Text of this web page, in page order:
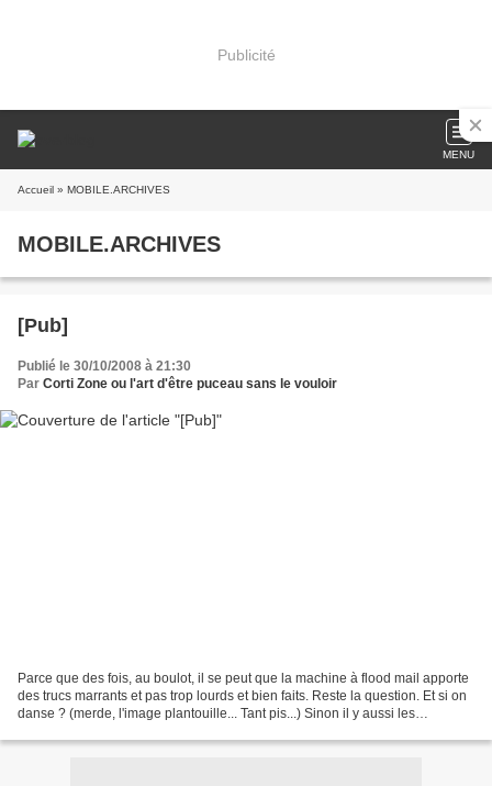
Publicité
MENU
Accueil » MOBILE.ARCHIVES
MOBILE.ARCHIVES
[Pub]
Publié le 30/10/2008 à 21:30
Par Corti Zone ou l'art d'être puceau sans le vouloir
Parce que des fois, au boulot, il se peut que la machine à flood mail apporte
des trucs marrants et pas trop lourds et bien faits. Reste la question. Et si on
danse ? (merde, l'image plantouille... Tant pis...) Sinon il y aussi les